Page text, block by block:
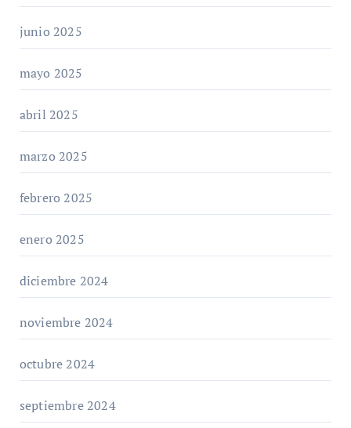
junio 2025
mayo 2025
abril 2025
marzo 2025
febrero 2025
enero 2025
diciembre 2024
noviembre 2024
octubre 2024
septiembre 2024